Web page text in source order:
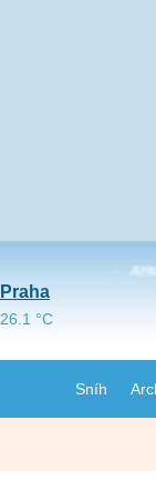
Sníh
Praha
26.1 °C